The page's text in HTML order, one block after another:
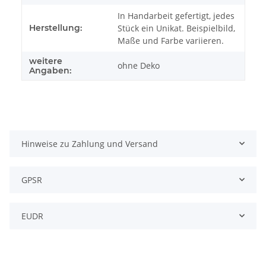
Herstellung:
In Handarbeit gefertigt, jedes
Stück ein Unikat. Beispielbild,
Maße und Farbe variieren.
weitere
Angaben:
ohne Deko
Hinweise zu Zahlung und Versand
GPSR
EUDR